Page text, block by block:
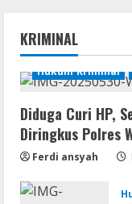
1
KRIMINAL
Hukum Kriminal
Diduga Curi HP,
Diringkus Polres
Ferdi ansyah